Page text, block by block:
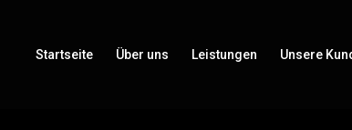
Startseite Über uns Leistungen Unsere